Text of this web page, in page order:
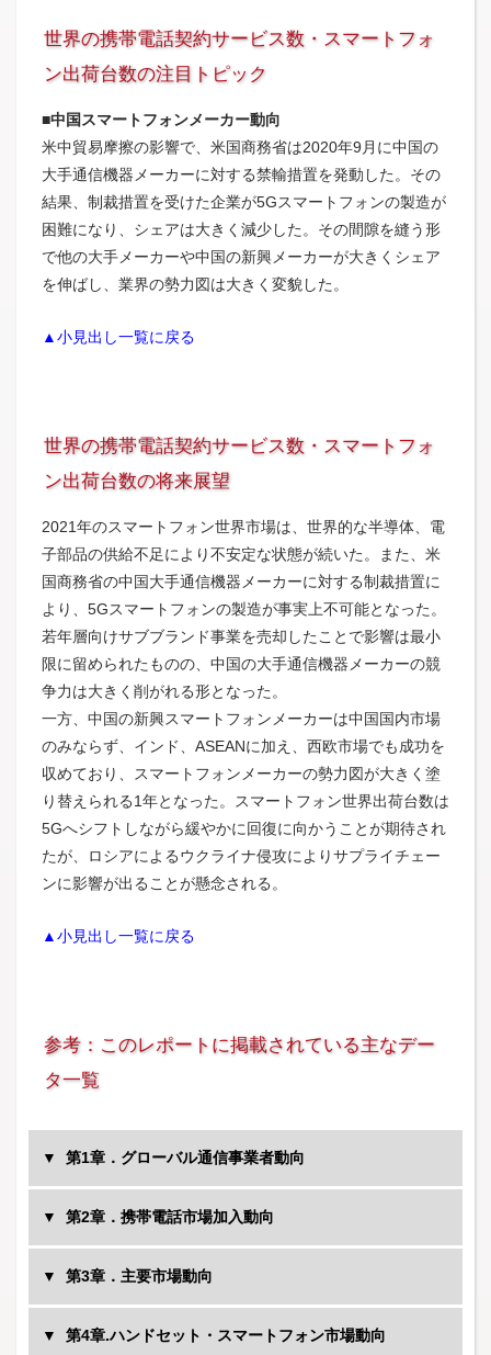
世界の携帯電話契約サービス数・スマートフォ
ン出荷台数の注目トピック
■中国スマートフォンメーカー動向
米中貿易摩擦の影響で、米国商務省は2020年9月に中国の
大手通信機器メーカーに対する禁輸措置を発動した。その
結果、制裁措置を受けた企業が5Gスマートフォンの製造が
困難になり、シェアは大きく減少した。その間隙を縫う形
で他の大手メーカーや中国の新興メーカーが大きくシェア
を伸ばし、業界の勢力図は大きく変貌した。
▲小見出し一覧に戻る
世界の携帯電話契約サービス数・スマートフォ
ン出荷台数の将来展望
2021年のスマートフォン世界市場は、世界的な半導体、電
子部品の供給不足により不安定な状態が続いた。また、米
国商務省の中国大手通信機器メーカーに対する制裁措置に
より、5Gスマートフォンの製造が事実上不可能となった。
若年層向けサブブランド事業を売却したことで影響は最小
限に留められたものの、中国の大手通信機器メーカーの競
争力は大きく削がれる形となった。
一方、中国の新興スマートフォンメーカーは中国国内市場
のみならず、インド、ASEANに加え、西欧市場でも成功を
収めており、スマートフォンメーカーの勢力図が大きく塗
り替えられる1年となった。スマートフォン世界出荷台数は
5Gへシフトしながら緩やかに回復に向かうことが期待され
たが、ロシアによるウクライナ侵攻によりサプライチェー
ンに影響が出ることが懸念される。
▲小見出し一覧に戻る
参考：このレポートに掲載されている主なデー
タ一覧
第1章．グローバル通信事業者動向
Singtel
Bhaltiairtel
第2章．携帯電話市場加入動向
第3章．主要市場動向
第4章.ハンドセット・スマートフォン市場動向